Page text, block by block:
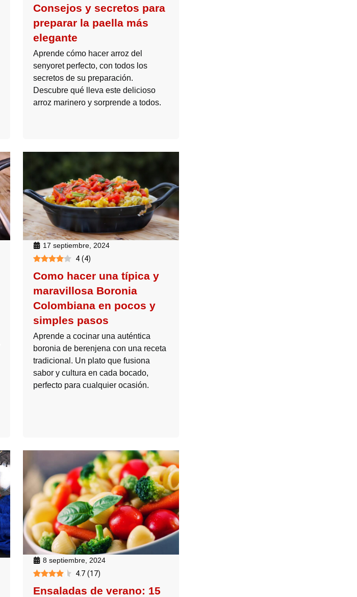
Consejos y secretos para
preparar la paella más
elegante
Aprende cómo hacer arroz del
senyoret perfecto, con todos los
secretos de su preparación.
Descubre qué lleva este delicioso
arroz marinero y sorprende a todos.
17 septiembre, 2024
4 (4)
Como hacer una típica y
maravillosa Boronia
Colombiana en pocos y
simples pasos
Aprende a cocinar una auténtica
boronia de berenjena con una receta
tradicional. Un plato que fusiona
sabor y cultura en cada bocado,
perfecto para cualquier ocasión.
8 septiembre, 2024
4.7 (17)
Ensaladas de verano: 15